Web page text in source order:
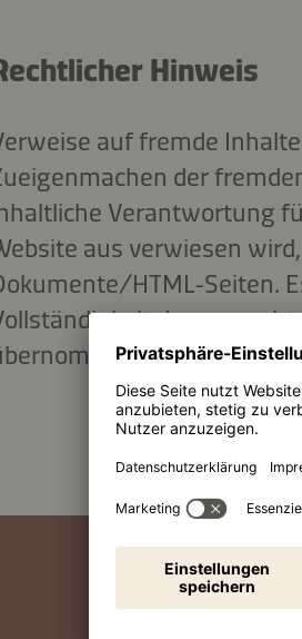
Hinweis
auf fremde
der
Verantwortung
aus verwiesen
HTML-Seiten.
der
Änderungen